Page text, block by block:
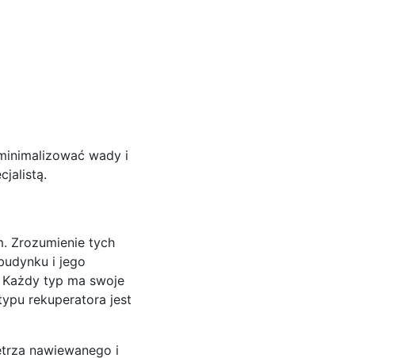
wady i
Zrozumienie tych
i jego
typ ma swoje
rekuperatora jest
nawiewanego i